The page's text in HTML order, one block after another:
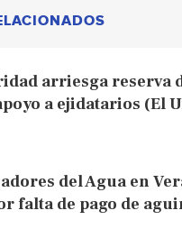
arriesga reserva
a ejidatarios (El
del Agua en
falta de pago de